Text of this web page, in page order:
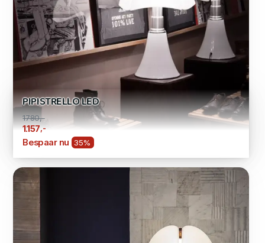
PIPISTRELLO LED
1780,-
1.157,-
Bespaar nu 35%